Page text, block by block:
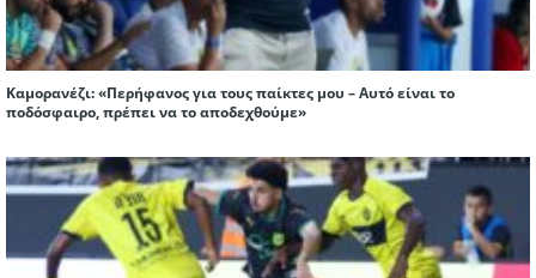
Καμορανέζι: «Περήφανος για τους παίκτες μου – Αυτό είναι το
ποδόσφαιρο, πρέπει να το αποδεχθούμε»